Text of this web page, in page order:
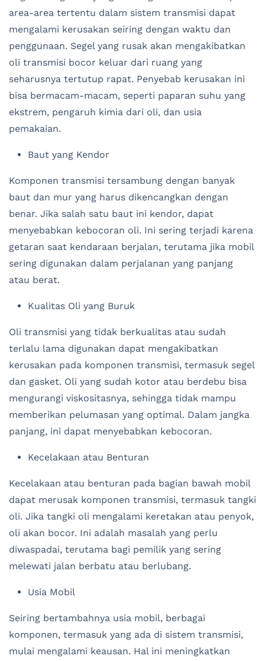
area-area tertentu dalam sistem transmisi dapat
mengalami kerusakan seiring dengan waktu dan
penggunaan. Segel yang rusak akan mengakibatkan
oli transmisi bocor keluar dari ruang yang
seharusnya tertutup rapat. Penyebab kerusakan ini
bisa bermacam-macam, seperti paparan suhu yang
ekstrem, pengaruh kimia dari oli, dan usia
pemakaian.
Baut yang Kendor
Komponen transmisi tersambung dengan banyak
baut dan mur yang harus dikencangkan dengan
benar. Jika salah satu baut ini kendor, dapat
menyebabkan kebocoran oli. Ini sering terjadi karena
getaran saat kendaraan berjalan, terutama jika mobil
sering digunakan dalam perjalanan yang panjang
atau berat.
Kualitas Oli yang Buruk
Oli transmisi yang tidak berkualitas atau sudah
terlalu lama digunakan dapat mengakibatkan
kerusakan pada komponen transmisi, termasuk segel
dan gasket. Oli yang sudah kotor atau berdebu bisa
mengurangi viskositasnya, sehingga tidak mampu
memberikan pelumasan yang optimal. Dalam jangka
panjang, ini dapat menyebabkan kebocoran.
Kecelakaan atau Benturan
Kecelakaan atau benturan pada bagian bawah mobil
dapat merusak komponen transmisi, termasuk tangki
oli. Jika tangki oli mengalami keretakan atau penyok,
oli akan bocor. Ini adalah masalah yang perlu
diwaspadai, terutama bagi pemilik yang sering
melewati jalan berbatu atau berlubang.
Usia Mobil
Seiring bertambahnya usia mobil, berbagai
komponen, termasuk yang ada di sistem transmisi,
mulai mengalami keausan. Hal ini meningkatkan